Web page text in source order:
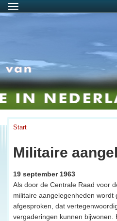
Menu
Start
Militaire
19 september 1963
Als door de Centrale Raad voor
militaire aangelegenheden wordt
afgesproken, dat
vergaderingen kunnen bijwonen.